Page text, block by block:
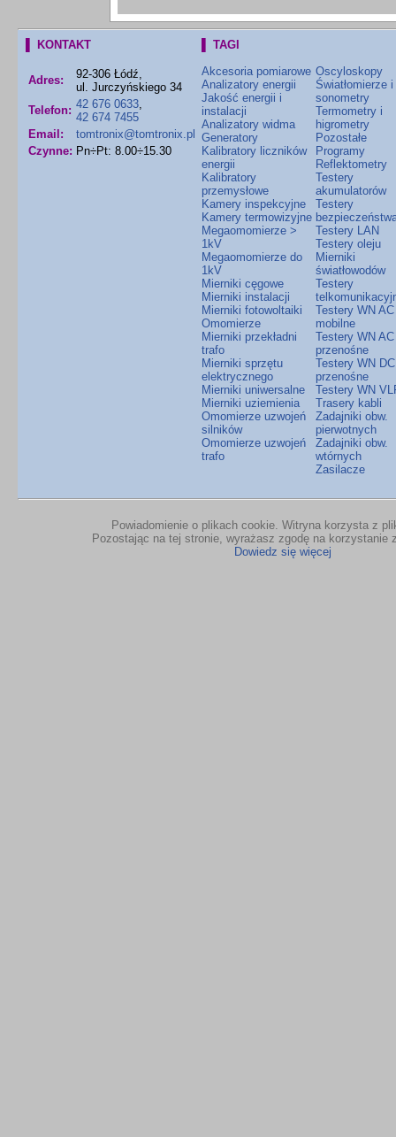
▌ KONTAKT
Adres:
92-306 Łódź,
ul. Jurczyńskiego 34
Telefon: 42 676 0633,
42 674 7455
Email:
tomtronix@tomtronix.pl
Czynne: Pn÷Pt: 8.00÷15.30
▌ TAGI
Akcesoria pomiarowe
Analizatory energii
Jakość energii i
instalacji
Analizatory widma
Generatory
Kalibratory liczników
energii
Kalibratory
przemysłowe
Kamery inspekcyjne
Kamery termowizyjne
Megaomomierze >
1kV
Megaomomierze do
1kV
Mierniki cęgowe
Mierniki instalacji
Mierniki fotowoltaiki
Omomierze
Mierniki przekładni
trafo
Mierniki sprzętu
elektrycznego
Mierniki uniwersalne
Mierniki uziemienia
Omomierze uzwojeń
silników
Omomierze uzwojeń
trafo
Oscyloskopy
Światłomierze i
sonometry
Termometry i
higrometry
Pozostałe
Programy
Reflektometry
Testery
akumulatorów
Testery
Testery LAN
Testery oleju
Mierniki
światłowodów
Testery
Testery WN AC
mobilne
Testery WN AC
przenośne
Testery WN DC
przenośne
Testery WN
Trasery kabli
Zadajniki obw.
pierwotnych
Zadajniki obw.
wtórnych
Zasilacze
Powiadomienie o plikach cookie. Witryna korzysta z
Pozostając na tej stronie, wyrażasz zgodę na korzystanie
Dowiedz się więcej